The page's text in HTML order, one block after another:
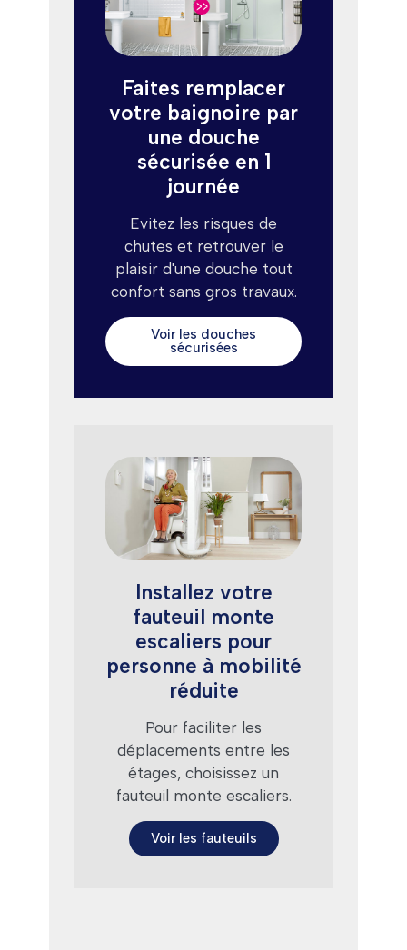
Faites remplacer
votre baignoire par
une douche
sécurisée en 1
journée
Evitez les risques de
chutes et retrouver le
plaisir d'une douche tout
confort sans gros travaux.
Voir les douches
sécurisées
Installez votre
fauteuil monte
escaliers pour
personne à mobilité
réduite
Pour faciliter les
déplacements entre les
étages, choisissez un
fauteuil monte escaliers.
Voir les fauteuils